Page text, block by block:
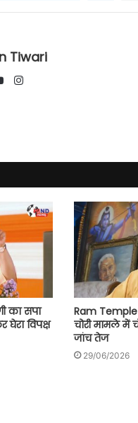
Tiwari
Instagram
का सपा
विपक्ष
Ram Temple
चोरी मामले में
जांच तेज
29/06/2026